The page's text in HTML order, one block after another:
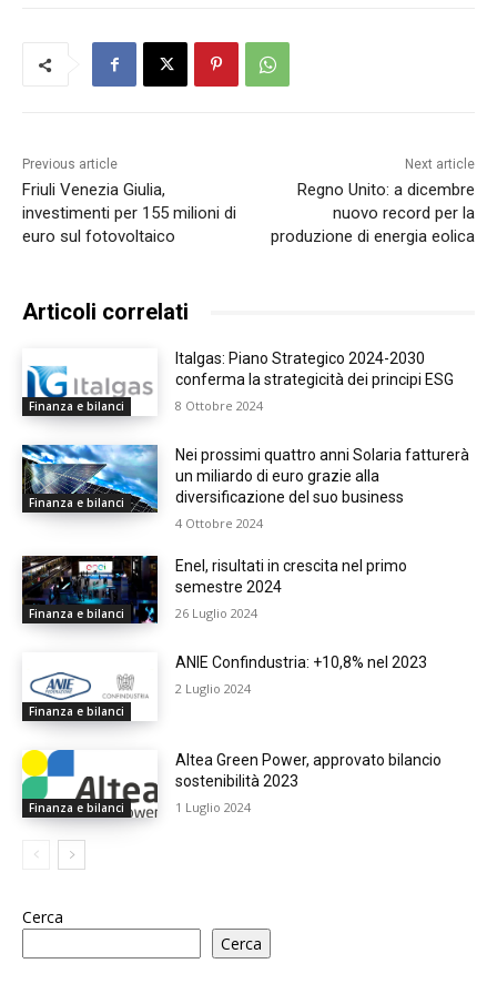
Previous article
Friuli Venezia Giulia,
investimenti per 155 milioni di
euro sul fotovoltaico
Next article
Regno Unito: a dicembre
nuovo record per la
produzione di energia eolica
Articoli correlati
Finanza e bilanci
Italgas: Piano Strategico 2024-2030
conferma la strategicità dei principi ESG
8 Ottobre 2024
Finanza e bilanci
Nei prossimi quattro anni Solaria fatturerà
un miliardo di euro grazie alla
diversificazione del suo business
4 Ottobre 2024
Finanza e bilanci
Enel, risultati in crescita nel primo
semestre 2024
26 Luglio 2024
Finanza e bilanci
ANIE Confindustria: +10,8% nel 2023
2 Luglio 2024
Finanza e bilanci
Altea Green Power, approvato bilancio
sostenibilità 2023
1 Luglio 2024
Cerca
Cerca